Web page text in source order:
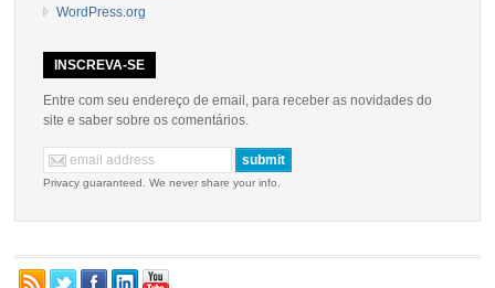
WordPress.org
INSCREVA-SE
Entre com seu endereço de email, para receber as novidades do
site e saber sobre os comentários.
Privacy guaranteed. We never share your info.